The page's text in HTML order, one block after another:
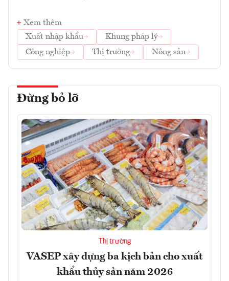
Xem thêm
Xuất nhập khẩu
Khung pháp lý
Công nghiệp
Thị trường Nông sản
Đừng bỏ lỡ
Thị trường
VASEP xây dựng ba kịch bản cho xuất
khẩu thủy sản năm 2026